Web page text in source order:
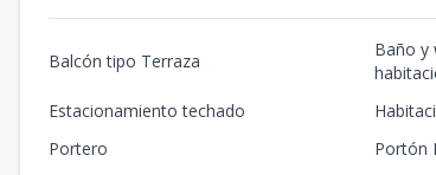
Balcón tipo Terraza
Baño y
Estacionamiento techado
Portero
Portón